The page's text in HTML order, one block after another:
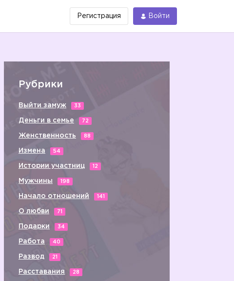
Регистрация Войти
Рубрики
Выйти замуж 33
Деньги в семье 72
Женственность 88
Измена 54
Истории участниц 12
Мужчины 198
Начало отношений 141
О любви 71
Подарки 34
Работа 40
Развод 21
Расставания 28